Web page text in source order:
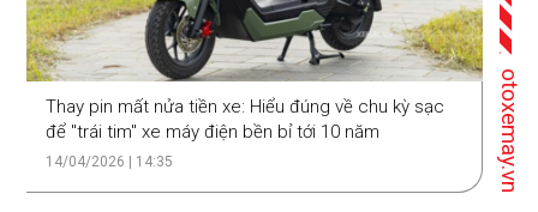
Thay pin mất nửa tiền xe: Hiểu đúng về chu kỳ sạc
để "trái tim" xe máy điện bền bỉ tới 10 năm
14/04/2026 | 14:35 otoxemay.vn